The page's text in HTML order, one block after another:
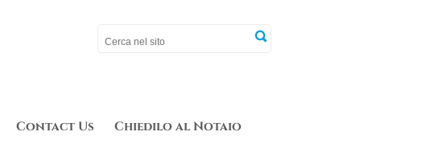
Contact Us Chiedilo al Notaio